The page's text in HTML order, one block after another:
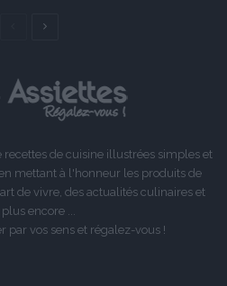
Page
recettes de cuisine illustrées simples et
mettant à l'honneur les produits de
de vivre, des actualités culinaires et
plus encore ...
par vos sens et régalez-vous !